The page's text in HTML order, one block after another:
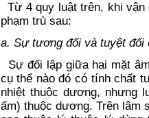
Từ 4 quy luật trên, khi
phạm trù sau:
a. Sự tương đối và tuyệt đối
Sự đối lập giữa hai mặt
cụ thể nào đó có tính chất
nhiệt thuộc dương, nhưng
ấm) thuộc dương. Trên lâm